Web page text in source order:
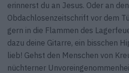
erinnerst du an Jesus. Oder an
Obdachlosenzeitschrift vor dem
gern in die Flammen des
dazu deine Gitarre, ein bisschen
lieb! Gehst den Menschen von
nüchterner